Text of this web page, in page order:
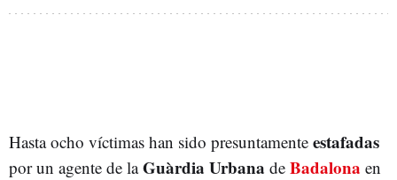
Hasta ocho víctimas han sido presuntamente estafadas
por un agente de laGuàrdia Urbana de Badalona en